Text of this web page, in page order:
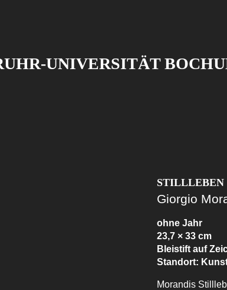
UNIVERSITÄT
STILLLEBEN
Giorgio
ohne Jahr
23,7 × 33 cm
Bleistift auf
Standort:
Morandis